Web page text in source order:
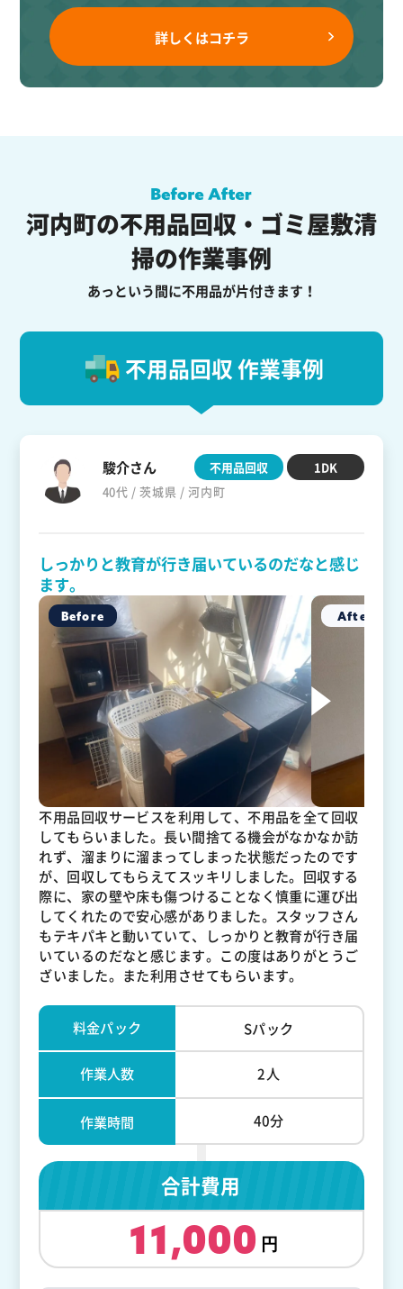
詳しくはコチラ
河内町の不用品回収・ゴミ屋敷清
掃の作業事例
あっという間に不用品が片付きます！
不用品回収 作業事例
駿介さん
40代 / 茨城県 / 河内町
不用品回収 1DK
しっかりと教育が行き届いているのだなと感じ
ます。
不用品回収サービスを利用して、不用品を全て回収
してもらいました。長い間捨てる機会がなかなか訪
れず、溜まりに溜まってしまった状態だったのです
が、回収してもらえてスッキリしました。回収する
際に、家の壁や床も傷つけることなく慎重に運び出
してくれたので安心感がありました。スタッフさん
もテキパキと動いていて、しっかりと教育が行き届
いているのだなと感じます。この度はありがとうご
ざいました。また利用させてもらいます。
料金パック Sパック
作業人数 2人
作業時間 40分
合計費用
11,000